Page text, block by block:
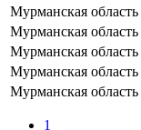
Мурманская область
Мурманская область
Мурманская область
Мурманская область
Мурманская область
1